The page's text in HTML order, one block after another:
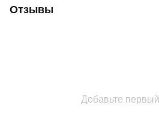
Отзывы
Добавьте